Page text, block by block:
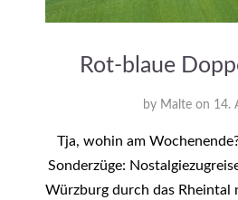
Rot-blaue
by Malte on 14.
Tja, wohin am
Sonderzüge:
Würzburg durch das Rheintal